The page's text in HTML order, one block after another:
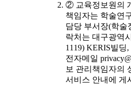
② 교육정보원의
책임자는 학술연
담당 부서장(학술
락처는 대구광역
1119) KERIS빌딩
전자메일
보 관리책임자의
서비스 안내에 게